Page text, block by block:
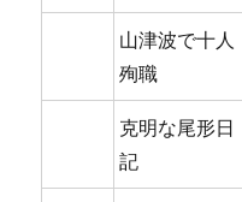
山津波で十人
殉職
克明な尾形日
記